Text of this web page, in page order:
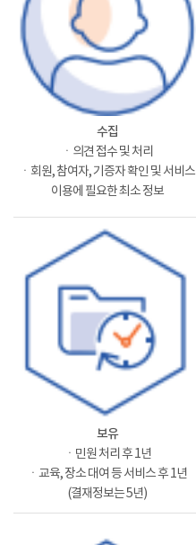
수집
ㆍ의견 접수 및 처리
ㆍ회원, 참여자, 기증자 확인 및 서비스
이용에 필요한 최소 정보
보유
ㆍ민원 처리 후 1년
ㆍ교육, 장소 대여 등 서비스 후 1년
(결재정보는 5년)